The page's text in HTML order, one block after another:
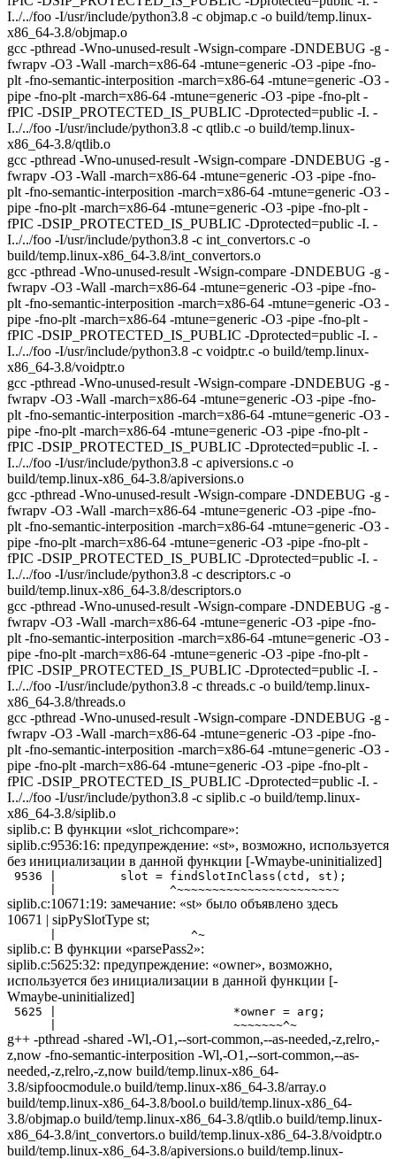
I../../foo -I/usr/include/python3.8 -c objmap.c -o build/temp.linux-
x86_64-3.8/objmap.o
gcc -pthread -Wno-unused-result -Wsign-compare -DNDEBUG -g -
fwrapv -O3 -Wall -march=x86-64 -mtune=generic -O3 -pipe -fno-
plt -fno-semantic-interposition -march=x86-64 -mtune=generic -O3 -
pipe -fno-plt -march=x86-64 -mtune=generic -O3 -pipe -fno-plt -
fPIC -DSIP_PROTECTED_IS_PUBLIC -Dprotected=public -I. -
I../../foo -I/usr/include/python3.8 -c qtlib.c -o build/temp.linux-
x86_64-3.8/qtlib.o
gcc -pthread -Wno-unused-result -Wsign-compare -DNDEBUG -g -
fwrapv -O3 -Wall -march=x86-64 -mtune=generic -O3 -pipe -fno-
plt -fno-semantic-interposition -march=x86-64 -mtune=generic -O3 -
pipe -fno-plt -march=x86-64 -mtune=generic -O3 -pipe -fno-plt -
fPIC -DSIP_PROTECTED_IS_PUBLIC -Dprotected=public -I. -
I../../foo -I/usr/include/python3.8 -c int_convertors.c -o
build/temp.linux-x86_64-3.8/int_convertors.o
gcc -pthread -Wno-unused-result -Wsign-compare -DNDEBUG -g -
fwrapv -O3 -Wall -march=x86-64 -mtune=generic -O3 -pipe -fno-
plt -fno-semantic-interposition -march=x86-64 -mtune=generic -O3 -
pipe -fno-plt -march=x86-64 -mtune=generic -O3 -pipe -fno-plt -
fPIC -DSIP_PROTECTED_IS_PUBLIC -Dprotected=public -I. -
I../../foo -I/usr/include/python3.8 -c voidptr.c -o build/temp.linux-
x86_64-3.8/voidptr.o
gcc -pthread -Wno-unused-result -Wsign-compare -DNDEBUG -g -
fwrapv -O3 -Wall -march=x86-64 -mtune=generic -O3 -pipe -fno-
plt -fno-semantic-interposition -march=x86-64 -mtune=generic -O3 -
pipe -fno-plt -march=x86-64 -mtune=generic -O3 -pipe -fno-plt -
fPIC -DSIP_PROTECTED_IS_PUBLIC -Dprotected=public -I. -
I../../foo -I/usr/include/python3.8 -c apiversions.c -o
build/temp.linux-x86_64-3.8/apiversions.o
gcc -pthread -Wno-unused-result -Wsign-compare -DNDEBUG -g -
fwrapv -O3 -Wall -march=x86-64 -mtune=generic -O3 -pipe -fno-
plt -fno-semantic-interposition -march=x86-64 -mtune=generic -O3 -
pipe -fno-plt -march=x86-64 -mtune=generic -O3 -pipe -fno-plt -
fPIC -DSIP_PROTECTED_IS_PUBLIC -Dprotected=public -I. -
I../../foo -I/usr/include/python3.8 -c descriptors.c -o
build/temp.linux-x86_64-3.8/descriptors.o
gcc -pthread -Wno-unused-result -Wsign-compare -DNDEBUG -g -
fwrapv -O3 -Wall -march=x86-64 -mtune=generic -O3 -pipe -fno-
plt -fno-semantic-interposition -march=x86-64 -mtune=generic -O3 -
pipe -fno-plt -march=x86-64 -mtune=generic -O3 -pipe -fno-plt -
fPIC -DSIP_PROTECTED_IS_PUBLIC -Dprotected=public -I. -
I../../foo -I/usr/include/python3.8 -c threads.c -o build/temp.linux-
x86_64-3.8/threads.o
gcc -pthread -Wno-unused-result -Wsign-compare -DNDEBUG -g -
fwrapv -O3 -Wall -march=x86-64 -mtune=generic -O3 -pipe -fno-
plt -fno-semantic-interposition -march=x86-64 -mtune=generic -O3 -
pipe -fno-plt -march=x86-64 -mtune=generic -O3 -pipe -fno-plt -
fPIC -DSIP_PROTECTED_IS_PUBLIC -Dprotected=public -I. -
I../../foo -I/usr/include/python3.8 -c siplib.c -o build/temp.linux-
x86_64-3.8/siplib.o
siplib.c: В функции «slot_richcompare»:
siplib.c:9536:16: предупреждение: «st», возможно, используется
без инициализации в данной функции [-Wmaybe-uninitialized]
9536 |         slot = findSlotInClass(ctd, st);
siplib.c:10671:19: замечание: «st» было объявлено здесь
10671 | sipPySlotType st;
siplib.c: В функции «parsePass2»:
siplib.c:5625:32: предупреждение: «owner», возможно,
используется без инициализации в данной функции [-
Wmaybe-uninitialized]
5625 |                         *owner = arg;
g++ -pthread -shared -Wl,-O1,--sort-common,--as-needed,-z,relro,-
z,now -fno-semantic-interposition -Wl,-O1,--sort-common,--as-
needed,-z,relro,-z,now build/temp.linux-x86_64-
3.8/sipfoocmodule.o build/temp.linux-x86_64-3.8/array.o
build/temp.linux-x86_64-3.8/bool.o build/temp.linux-x86_64-
3.8/objmap.o build/temp.linux-x86_64-3.8/qtlib.o build/temp.linux-
x86_64-3.8/int_convertors.o build/temp.linux-x86_64-3.8/voidptr.o
build/temp.linux-x86_64-3.8/apiversions.o build/temp.linux-